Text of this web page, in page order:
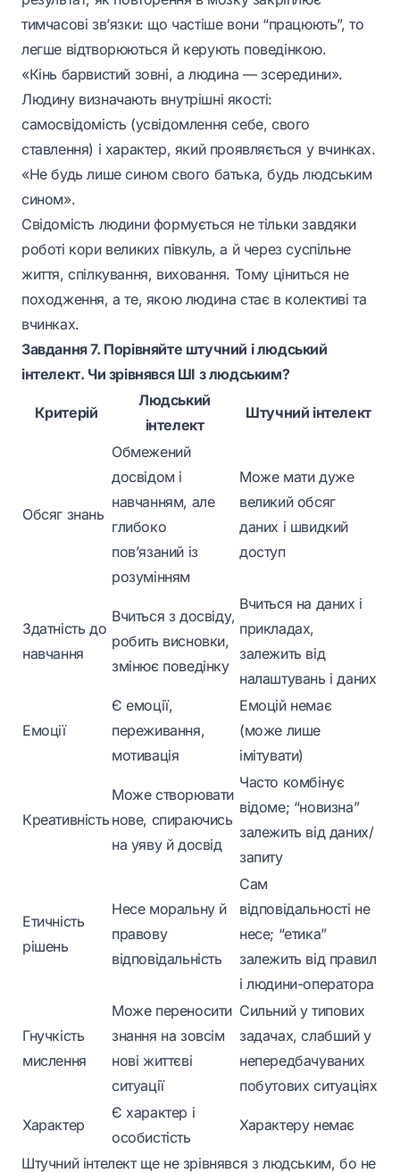
тимчасові зв’язки: що частіше вони “працюють”, то
легше відтворюються й керують поведінкою.
«Кінь барвистий зовні, а людина — зсередини».
Людину визначають внутрішні якості:
самосвідомість (усвідомлення себе, свого
ставлення) і характер, який проявляється у вчинках.
«Не будь лише сином свого батька, будь людським
сином».
Свідомість людини формується не тільки завдяки
роботі кори великих півкуль, а й через суспільне
життя, спілкування, виховання. Тому ціниться не
походження, а те, якою людина стає в колективі та
вчинках.
Завдання 7. Порівняйте штучний і людський
інтелект. Чи зрівнявся ШІ з людським?
Критерій
Людський
інтелект
Штучний інтелект
Обсяг знань
Обмежений
досвідом і
навчанням, але
глибоко
пов’язаний із
розумінням
Може мати дуже
великий обсяг
даних і швидкий
доступ
Здатність до
навчання
Вчиться з досвіду,
робить висновки,
змінює поведінку
Вчиться на даних і
прикладах,
залежить від
налаштувань і даних
Емоції
Є емоції,
переживання,
мотивація
Емоцій немає
(може лише
імітувати)
Креативність
Може створювати
нове, спираючись
на уяву й досвід
Часто комбінує
відоме; “новизна”
залежить від даних/
запиту
Етичність
рішень
Несе моральну й
правову
відповідальність
Сам
відповідальності не
несе; “етика”
залежить від правил
і людини-оператора
Гнучкість
мислення
Може переносити
знання на зовсім
нові життєві
ситуації
Сильний у типових
задачах, слабший у
непередбачуваних
побутових ситуаціях
Характер
Є характер і
особистість
Характеру немає
Штучний інтелект ще не зрівнявся з людським, бо не